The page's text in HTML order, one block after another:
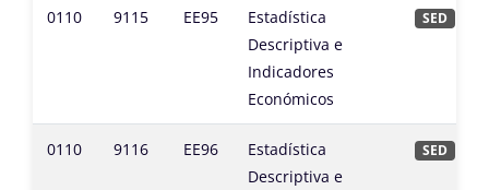
0110 9115 EE95
Estadística
Descriptiva e
Indicadores
Económicos
SED
0110 9116 EE96
Estadística
Descriptiva e
SED